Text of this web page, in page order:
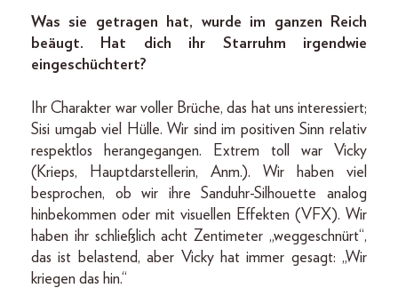
Was sie getragen hat, wurde im ganzen Reich
beäugt. Hat dich ihr Starruhm irgendwie
eingeschüchtert?
Ihr Charakter war voller Brüche, das hat uns interessiert;
Sisi umgab viel Hülle. Wir sind im positiven Sinn relativ
respektlos herangegangen. Extrem toll war Vicky
(Krieps, Hauptdarstellerin, Anm.). Wir haben viel
besprochen, ob wir ihre Sanduhr-Silhouette analog
hinbekommen oder mit visuellen Effekten (VFX). Wir
haben ihr schließlich acht Zentimeter „weggeschnürt“,
das ist belastend, aber Vicky hat immer gesagt: „Wir
kriegen das hin.“